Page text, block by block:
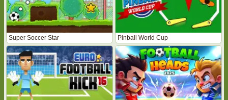
Super Soccer Star Pinball World Cup